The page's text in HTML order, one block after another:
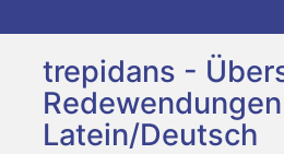
trepidans -
Redewendungen
Latein/Deutsch